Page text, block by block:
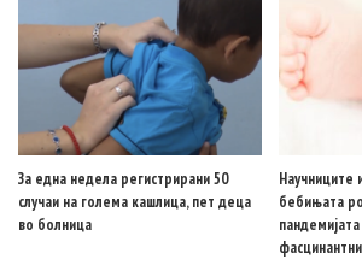
За една недела регистрирани 50
случаи на голема кашлица, пет деца
во болница
Научниците
бебињата